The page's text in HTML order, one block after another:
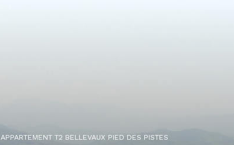
APPARTEMENT T2 BELLEVAUX PIED DES PISTES